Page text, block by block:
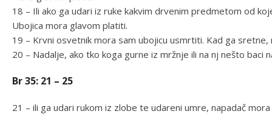
18 – Ili ako ga udari iz ruke kakvim drvenim predmetom od
Ubojica mora glavom platiti.
19 – Krvni osvetnik mora sam ubojicu usmrtiti. Kad ga sretne,
20 – Nadalje, ako tko koga gurne iz mržnje ili na nj nešto baci
Br 35: 21 – 25
21 – ili ga udari rukom iz zlobe te udareni umre, napadač